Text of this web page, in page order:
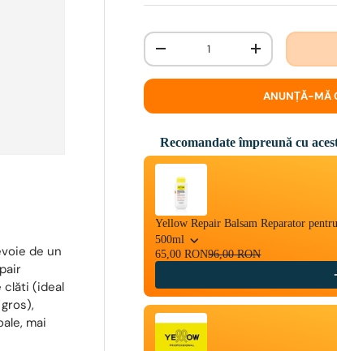
Cantitate
-
+
ANUNȚĂ-MĂ
Recomandate împreună cu
Use the Previous and Next buttons
Yellow Repair Balsam Reparator
500ml
65,00 RON96,00 RON
de un
clăti (ideal
mai